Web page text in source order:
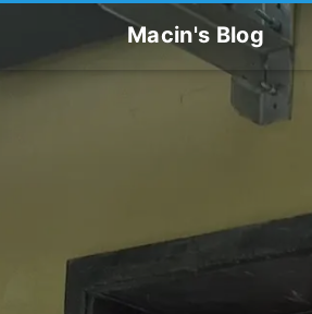
Macin's Blog